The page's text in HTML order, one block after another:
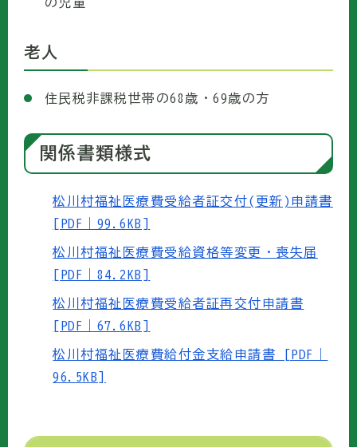
老人
住民税非課税世帯の68歳・69歳の方
関係書類様式
松川村福祉医療費受給者証交付(更新)申請書
[PDF｜99.6KB]
松川村福祉医療費受給資格等変更・喪失届
[PDF｜84.2KB]
松川村福祉医療費受給者証再交付申請書
[PDF｜67.6KB]
松川村福祉医療費給付金支給申請書 [PDF｜
96.5KB]